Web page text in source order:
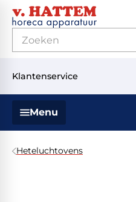
Klantenservice
Menu
Heteluchtovens